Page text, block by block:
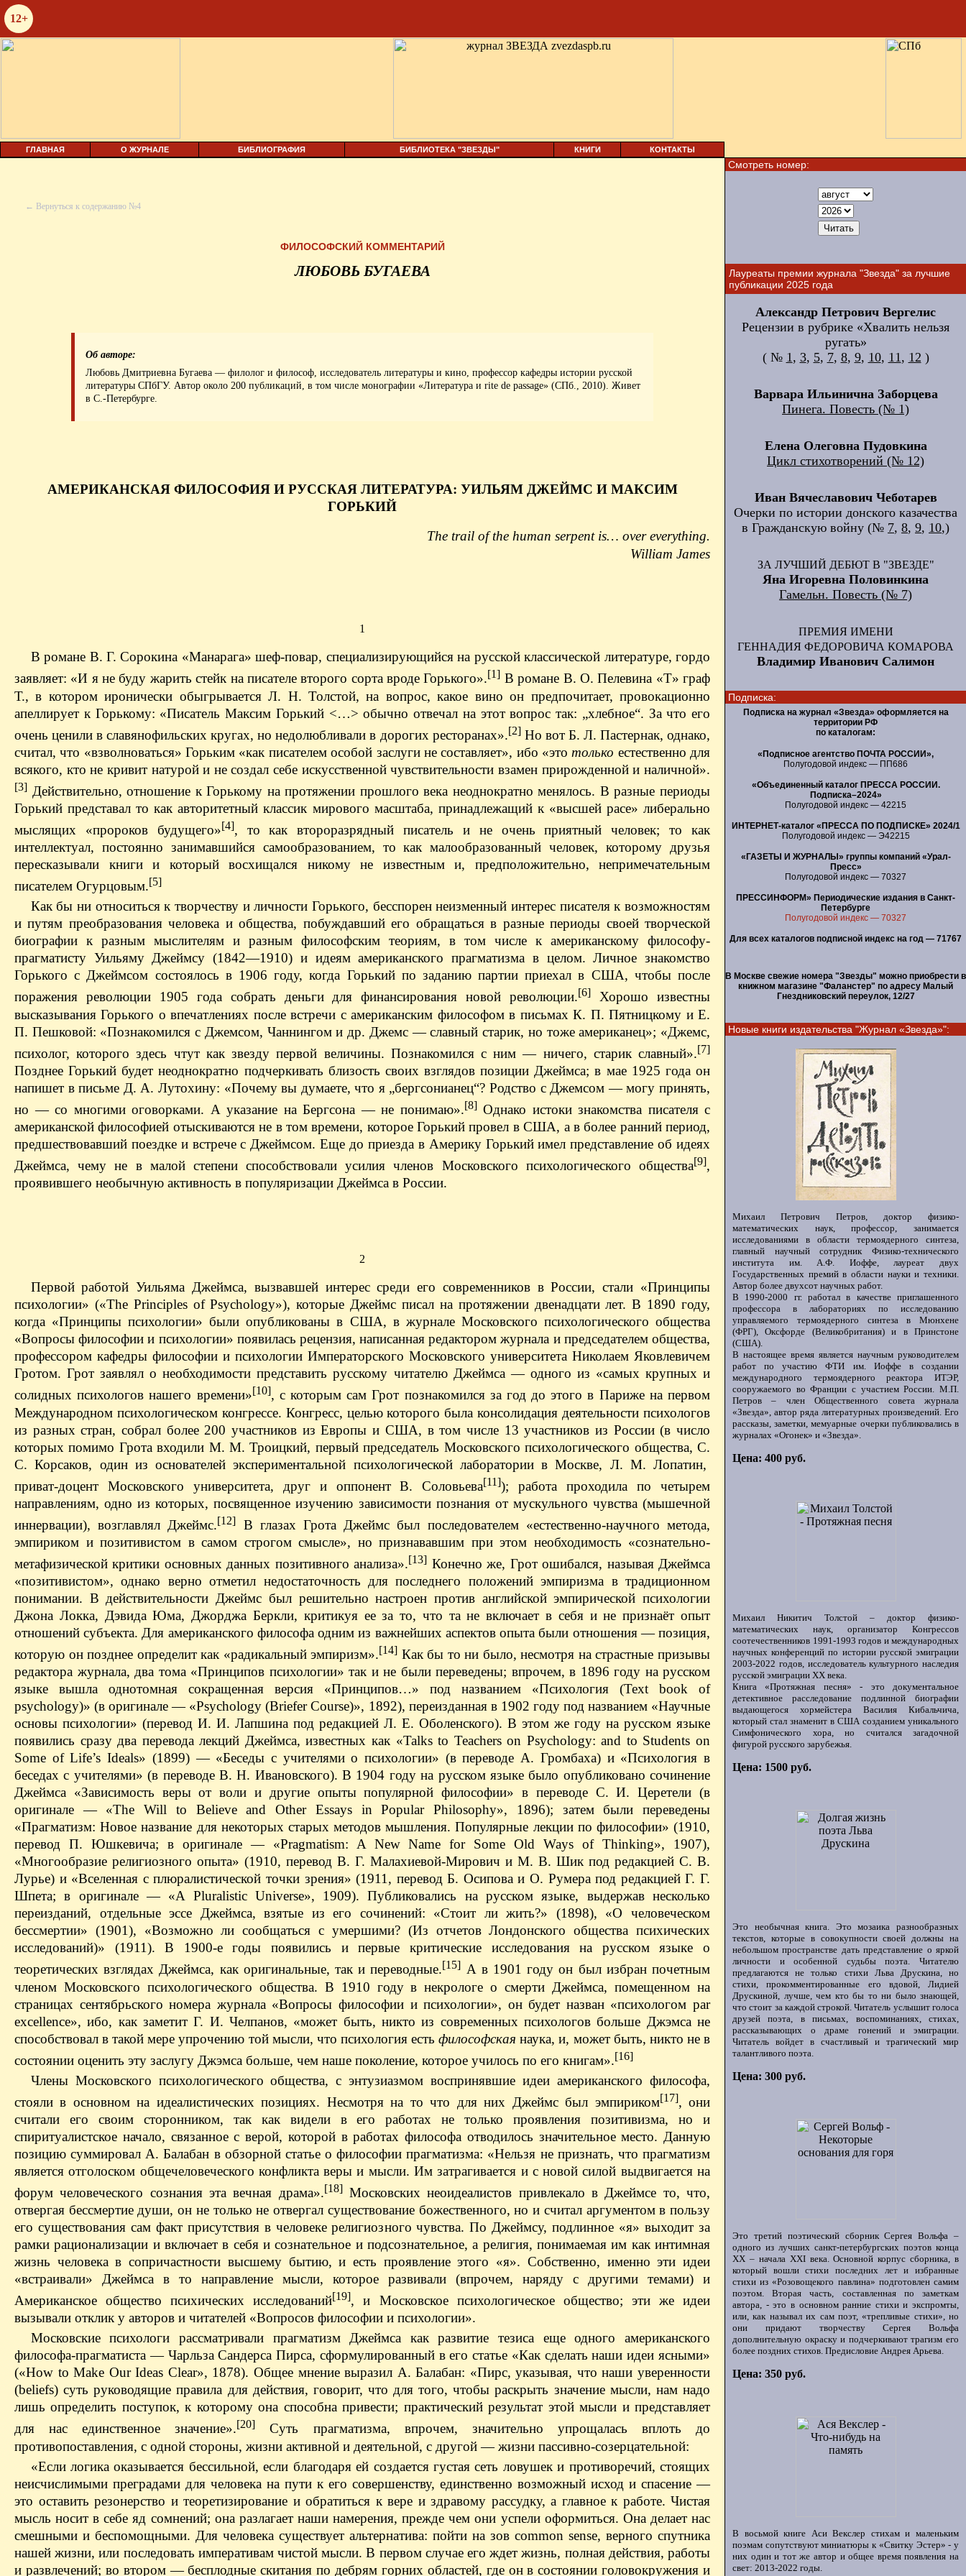
12+
ГЛАВНАЯ О ЖУРНАЛЕ БИБЛИОГРАФИЯ БИБЛИОТЕКА "ЗВЕЗДЫ" КНИГИ КОНТАКТЫ
← Вернуться к содержанию №4
ФИЛОСОФСКИЙ КОММЕНТАРИЙ
ЛЮБОВЬ БУГАЕВА
Об авторе:
Любовь Дмитриевна Бугаева — филолог и философ, исследователь литературы и кино, профессор кафедры истории русской
литературы СПбГУ. Автор около 200 публикаций, в том числе монографии «Литература и rite de passage» (СПб., 2010). Живет
в С.-Петербурге.
АМЕРИКАНСКАЯ ФИЛОСОФИЯ И РУССКАЯ ЛИТЕРАТУРА: УИЛЬЯМ ДЖЕЙМС И МАКСИМ
ГОРЬКИЙ
The trail of the human serpent is… over everything.
William James
1
В романе В. Г. Сорокина «Манарага» шеф-повар, специализирующийся на русской классической литературе, гордо
заявляет: «И я не буду жарить стейк на писателе второго сорта вроде Горького».[1] В романе В. О. Пелевина «Т» граф
Т., в котором иронически обыгрывается Л. Н. Толстой, на вопрос, какое вино он предпочитает, провокационно
апеллирует к Горькому: «Писатель Максим Горький <…> обычно отвечал на этот вопрос так: „хлебное“. За что его
очень ценили в славянофильских кругах, но недолюбливали в дорогих ресторанах».[2]Но вот Б. Л. Пастернак, однако,
считал, что «взволноваться» Горьким «как писателем особой заслуги не составляет», ибо «это только естественно для
всякого, кто не кривит натурой и не создал себе искусственной чувствительности взамен прирожденной и наличной».
[3] Действительно, отношение к Горькому на протяжении прошлого века неоднократно менялось. В разные периоды
Горький представал то как авторитетный классик мирового масштаба, принадлежащий к «высшей расе» либерально
мыслящих «пророков будущего»[4], то как второразрядный писатель и не очень приятный человек; то как
интеллектуал, постоянно занимавшийся самообразованием, то как малообразованный человек, которому друзья
пересказывали книги и который восхищался никому не известным и, предположительно, непримечательным
писателем Огурцовым.[5]
Как бы ни относиться к творчеству и личности Горького, бесспорен неизменный интерес писателя к возможностям
и путям преобразования человека и общества, побуждавший его обращаться в разные периоды своей творческой
биографии к разным мыслителям и разным философским теориям, в том числе к американскому философу-
прагматисту Уильяму Джеймсу (1842—1910) и идеям американского прагматизма в целом. Личное знакомство
Горького с Джеймсом состоялось в 1906 году, когда Горький по заданию партии приехал в США, чтобы после
поражения революции 1905 года собрать деньги для финансирования новой революции.[6]
Хорошо известны
высказывания Горького о впечатлениях после встречи с американским философом в письмах К. П. Пятницкому и Е.
П. Пешковой: «Познакомился с Джемсом, Чаннингом и др. Джемс — славный старик, но тоже американец»; «Джемс,
психолог, которого здесь чтут как звезду первой величины. Познакомился с ним — ничего, старик славный».[7]
Позднее Горький будет неоднократно подчеркивать близость своих взглядов позиции Джеймса; в мае 1925 года он
напишет в письме Д. А. Лутохину: «Почему вы думаете, что я „бергсонианец“? Родство с Джемсом — могу принять,
но — со многими оговорками. А указание на Бергсона — не понимаю».[8]Однако истоки знакомства писателя с
американской философией отыскиваются не в том времени, которое Горький провел в США, а в более ранний период,
предшествовавший поездке и встрече с Джеймсом. Еще до приезда в Америку Горький имел представление об идеях
Джеймса, чему не в малой степени способствовали усилия членов Московского психологического общества[9],
проявившего необычную активность в популяризации Джеймса в России.
2
Первой работой Уильяма Джеймса, вызвавшей интерес среди его современников в России, стали «Принципы
психологии» («The Principles of Psychology»), которые Джеймс писал на протяжении двенадцати лет. В 1890 году,
когда «Принципы психологии» были опубликованы в США, в журнале Московского психологического общества
«Вопросы философии и психологии» появилась рецензия, написанная редактором журнала и председателем общества,
профессором кафедры философии и психологии Императорского Московского университета Николаем Яковлевичем
Гротом. Грот заявлял о необходимости представить русскому читателю Джеймса — одного из «самых крупных и
солидных психологов нашего времени»[10], с которым сам Грот познакомился за год до этого в Париже на первом
Международном психологическом конгрессе. Конгресс, целью которого была консолидация деятельности психологов
из разных стран, собрал более 200 участников из Европы и США, в том числе 13 участников из России (в число
которых помимо Грота входили М. М. Троицкий, первый председатель Московского психологического общества, С.
С. Корсаков, один из основателей экспериментальной психологической лаборатории в Москве, Л. М. Лопатин,
приват-доцент Московского университета, друг и оппонент В. Соловьева[11]); работа проходила по четырем
направлениям, одно из которых, посвященное изучению зависимости познания от мускульного чувства (мышечной
иннервации), возглавлял Джеймс.[12]
В глазах Грота Джеймс был последователем «естественно-научного метода,
эмпириком и позитивистом в самом строгом смысле», но признававшим при этом необходимость «сознательно-
метафизической критики основных данных позитивного анализа».[13] Конечно же, Грот ошибался, называя Джеймса
«позитивистом», однако верно отметил недостаточность для последнего положений эмпиризма в традиционном
понимании. В действительности Джеймс был решительно настроен против английской эмпирической психологии
Джона Локка, Дэвида Юма, Джорджа Беркли, критикуя ее за то, что та не включает в себя и не признаёт опыт
отношений субъекта. Для американского философа одним из важнейших аспектов опыта были отношения — позиция,
которую он позднее определит как «радикальный эмпиризм».[14] Как бы то ни было, несмотря на страстные призывы
редактора журнала, два тома «Принципов психологии» так и не были переведены; впрочем, в 1896 году на русском
языке вышла однотомная сокращенная версия «Принципов…» под названием «Психология (Text book of
psychology)» (в оригинале — «Psychology (Briefer Course)», 1892), переизданная в 1902 году под названием «Научные
основы психологии» (перевод И. И. Лапшина под редакцией Л. Е. Оболенского). В этом же году на русском языке
появились сразу два перевода лекций Джеймса, известных как «Talks to Teachers on Psychology: and to Students on
Some of Life’s Ideals» (1899) — «Беседы с учителями о психологии» (в переводе А. Громбаха) и «Психология в
беседах с учителями» (в переводе В. Н. Ивановского). В 1904 году на русском языке было опубликовано сочинение
Джеймса «Зависимость веры от воли и другие опыты популярной философии» в переводе С. И. Церетели (в
оригинале — «The Will to Believe and Other Essays in Popular Philosophy», 1896); затем были переведены
«Прагматизм: Новое название для некоторых старых методов мышления. Популярные лекции по философии» (1910,
перевод П. Юшкевича; в оригинале — «Pragmatism: A New Name for Some Old Ways of Thinking», 1907),
«Многообразие религиозного опыта» (1910, перевод В. Г. Малахиевой-Мирович и М. В. Шик под редакцией С. В.
Лурье) и «Вселенная с плюралистической точки зрения» (1911, перевод Б. Осипова и О. Румера под редакцией Г. Г.
Шпета; в оригинале — «A Pluralistic Universe», 1909). Публиковались на русском языке, выдержав несколько
переизданий, отдельные эссе Джеймса, взятые из его сочинений: «Стоит ли жить?» (1898), «О человеческом
бессмертии» (1901), «Возможно ли сообщаться с умершими? (Из отчетов Лондонского общества психических
исследований)» (1911). В 1900-е годы появились и первые критические исследования на русском языке о
теоретических взглядах Джеймса, как оригинальные, так и переводные.[15] А в 1901 году он был избран почетным
членом Московского психологического общества. В 1910 году в некрологе о смерти Джеймса, помещенном на
страницах сентябрьского номера журнала «Вопросы философии и психологии», он будет назван «психологом par
excellence», ибо, как заметит Г. И. Челпанов, «может быть, никто из современных психологов больше Джэмса не
способствовал в такой мере упрочению той мысли, что психология естьфилософская наука, и, может быть, никто не в
состоянии оценить эту заслугу Джэмса больше, чем наше поколение, которое училось по его книгам».[16]
Члены Московского психологического общества, с энтузиазмом воспринявшие идеи американского философа,
стояли в основном на идеалистических позициях. Несмотря на то что для них Джеймс был эмпириком[17], они
считали его своим сторонником, так как видели в его работах не только проявления позитивизма, но и
спиритуалистское начало, связанное с верой, которой в работах философа отводилось значительное место. Данную
позицию суммировал А. Балабан в обзорной статье о философии прагматизма: «Нельзя не признать, что прагматизм
является отголоском общечеловеческого конфликта веры и мысли. Им затрагивается и с новой силой выдвигается на
форум человеческого сознания эта вечная драма».[18]Московских неоидеалистов привлекало в Джеймсе то, что,
отвергая бессмертие души, он не только не отвергал существование божественного, но и считал аргументом в пользу
его существования сам факт присутствия в человеке религиозного чувства. По Джеймсу, подлинное «я» выходит за
рамки рационализации и включает в себя и сознательное и подсознательное, а религия, понимаемая им как интимная
жизнь человека в сопричастности высшему бытию, и есть проявление этого «я». Собственно, именно эти идеи
«встраивали» Джеймса в то направление мысли, которое развивали (впрочем, наряду с другими темами) и
Американское общество психических исследований[19], и Московское психологическое общество; эти же идеи
вызывали отклик у авторов и читателей «Вопросов философии и психологии».
Московские психологи рассматривали прагматизм Джеймса как развитие тезиса еще одного американского
философа-прагматиста — Чарльза Сандерса Пирса, сформулированный в его статье «Как сделать наши идеи ясными»
(«How to Make Our Ideas Clear», 1878). Общее мнение выразил А. Балабан: «Пирс, указывая, что наши уверенности
(beliefs) суть руководящие правила для действия, говорит, что для того, чтобы раскрыть значение мысли, нам надо
лишь определить поступок, к которому она способна привести; практический результат этой мысли и представляет
для нас единственное значение».[20]
Суть прагматизма, впрочем, значительно упрощалась вплоть до
противопоставления, с одной стороны, жизни активной и деятельной, с другой — жизни пассивно-созерцательной:
«Если логика оказывается бессильной, если благодаря ей создается густая сеть ловушек и противоречий, стоящих
неисчислимыми преградами для человека на пути к его совершенству, единственно возможный исход и спасение —
это оставить резонерство и теоретизирование и обратиться к вере и здравому рассудку, а главное к работе. Чистая
мысль носит в себе яд сомнений; она разлагает наши намерения, прежде чем они успели оформиться. Она делает нас
смешными и беспомощными. Для человека существует альтернатива: пойти на зов common sense, верного спутника
нашей жизни, или последовать императивам чистой мысли. В первом случае его ждет жизнь, полная действия, работы
и развлечений; во втором — бесплодные скитания по дебрям горних областей, где он в состоянии головокружения и
Смотреть номер:
Лауреаты премии журнала "Звезда" за лучшие
публикации 2025 года
Александр Петрович Вергелис
Рецензии в рубрике «Хвалить нельзя
ругать»
( № 1, 3, 5, 7, 8, 9, 10, 11, 12 )
Варвара Ильинична Заборцева
Пинега. Повесть (№ 1)
Елена Олеговна Пудовкина
Цикл стихотворений (№ 12)
Иван Вячеславович Чеботарев
Очерки по истории донского казачества
в Гражданскую войну (№ 7, 8, 9, 10,)
ЗА ЛУЧШИЙ ДЕБЮТ В "ЗВЕЗДЕ"
Яна Игоревна Половинкина
Гамельн. Повесть (№ 7)
ПРЕМИЯ ИМЕНИ
ГЕННАДИЯ ФЕДОРОВИЧА КОМАРОВА
Владимир Иванович Салимон
Подписка:
Подписка на журнал «Звезда» оформляется на
территории РФ
по каталогам:
«Подписное агентство ПОЧТА РОССИИ»,
Полугодовой индекс — ПП686
«Объединенный каталог ПРЕССА РОССИИ.
Подписка–2024»
Полугодовой индекс — 42215
ИНТЕРНЕТ-каталог «ПРЕССА ПО ПОДПИСКЕ» 2024/1
Полугодовой индекс — Э42215
«ГАЗЕТЫ И ЖУРНАЛЫ» группы компаний «Урал-
Пресс»
Полугодовой индекс — 70327
ПРЕССИНФОРМ» Периодические издания в Санкт-
Петербурге
Полугодовой индекс — 70327
Для всех каталогов подписной индекс на год — 71767
В Москве свежие номера "Звезды" можно приобрести в
книжном магазине "Фаланстер" по адресу Малый
Гнездниковский переулок, 12/27
Новые книги издательства "Журнал «Звезда»":
Михаил Петрович Петров, доктор физико-
математических наук, профессор, занимается
исследованиями в области термоядерного синтеза,
главный научный сотрудник Физико-технического
института им. А.Ф. Иоффе, лауреат двух
Государственных премий в области науки и техники.
Автор более двухсот научных работ.
В 1990-2000 гг. работал в качестве приглашенного
профессора в лабораториях по исследованию
управляемого термоядерного синтеза в Мюнхене
(ФРГ), Оксфорде (Великобритания) и в Принстоне
(США).
В настоящее время является научным руководителем
работ по участию ФТИ им. Иоффе в создании
международного термоядерного реактора ИТЭР,
сооружаемого во Франции с участием России. М.П.
Петров – член Общественного совета журнала
«Звезда», автор ряда литературных произведений. Его
рассказы, заметки, мемуарные очерки публиковались в
журналах «Огонек» и «Звезда».
Цена: 400 руб.
Михаил Никитич Толстой – доктор физико-
математических наук, организатор Конгрессов
соотечественников 1991-1993 годов и международных
научных конференций по истории русской эмиграции
2003-2022 годов, исследователь культурного наследия
русской эмиграции ХХ века.
Книга «Протяжная песня» - это документальное
детективное расследование подлинной биографии
выдающегося хормейстера Василия Кибальчича,
который стал знаменит в США созданием уникального
Симфонического хора, но считался загадочной
фигурой русского зарубежья.
Цена: 1500 руб.
Это необычная книга. Это мозаика разнообразных
текстов, которые в совокупности своей должны на
небольшом пространстве дать представление о яркой
личности и особенной судьбы поэта. Читателю
предлагаются не только стихи Льва Друскина, но
стихи, прокомментированные его вдовой, Лидией
Друскиной, лучше, чем кто бы то ни было знающей,
что стоит за каждой строкой. Читатель услышит голоса
друзей поэта, в письмах, воспоминаниях, стихах,
рассказывающих о драме гонений и эмиграции.
Читатель войдет в счастливый и трагический мир
талантливого поэта.
Цена: 300 руб.
Это третий поэтический сборник Сергея Вольфа –
одного из лучших санкт-петербургских поэтов конца
ХХ – начала XXI века. Основной корпус сборника, в
который вошли стихи последних лет и избранные
стихи из «Розовощекого павлина» подготовлен самим
поэтом. Вторая часть, составленная по заметкам
автора, - это в основном ранние стихи и экспромты,
или, как называл их сам поэт, «трепливые стихи», но
они придают творчеству Сергея Вольфа
дополнительную окраску и подчеркивают трагизм его
более поздних стихов. Предисловие Андрея Арьева.
Цена: 350 руб.
В восьмой книге Аси Векслер стихам и маленьким
поэмам сопутствуют миниатюры к «Свитку Эстер» - у
них один и тот же автор и общее время появления на
свет: 2013-2022 годы.